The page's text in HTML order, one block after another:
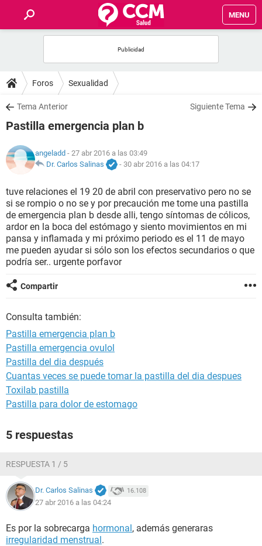
MENU
FOROS
SALUD
NUTRICIÓN
BIENESTAR
SEXUALIDAD
GLOSARIO
Foros Sexualidad
Tema Anterior Siguiente Tema
Pastilla emergencia plan b
angeladd - 27 abr 2016 a las 03:49
Dr. Carlos Salinas
- 30 abr 2016 a las 04:17
tuve relaciones el 19 20 de abril con preservativo pero no se
si se rompio o no se y por precaución me tome una pastilla
de emergencia plan b desde alli, tengo síntomas de cólicos,
ardor en la boca del estómago y siento movimientos en mi
pansa y inflamada y mi próximo periodo es el 11 de mayo
me pueden ayudar si sólo son los efectos secundarios o que
podría ser.. urgente porfavor
Compartir
Consulta también:
Pastilla emergencia plan b
Pastilla emergencia ovulol
Pastilla del dia después
Cuantas veces se puede tomar la pastilla del dia despues
Toxilab pastilla
Pastilla para dolor de estomago
5 respuestas
RESPUESTA 1 / 5
Dr. Carlos Salinas 16.108
27 abr 2016 a las 04:24
Es por la sobrecarga hormonal, además generaras
irregularidad menstrual.